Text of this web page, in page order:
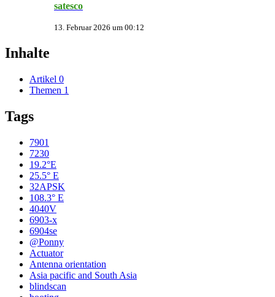
satesco
13. Februar 2026 um 00:12
Inhalte
Artikel 0
Themen 1
Tags
7901
7230
19.2°E
25.5° E
32APSK
108.3° E
4040V
6903-x
6904se
@Ponny
Actuator
Antenna orientation
Asia pacific and South Asia
blindscan